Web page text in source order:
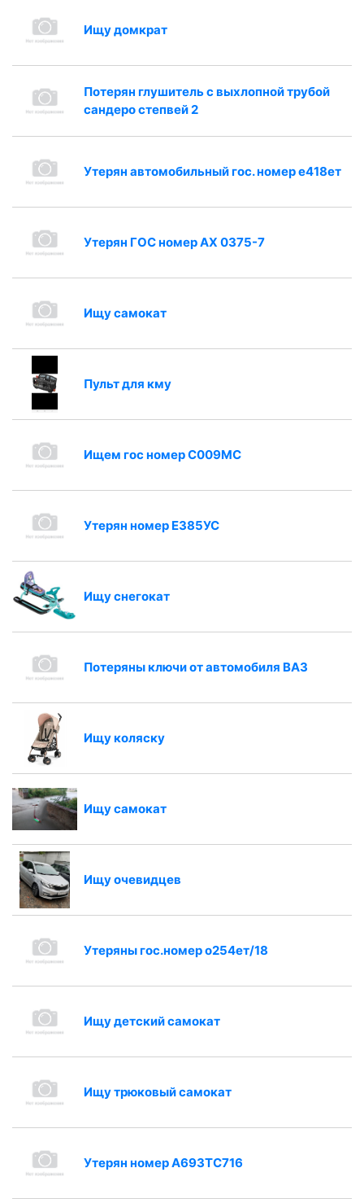
Ищу домкрат
Потерян глушитель с выхлопной трубой
сандеро степвей 2
Утерян автомобильный гос. номер е418ет
Утерян ГОС номер АХ 0375-7
Ищу самокат
Пульт для кму
Ищем гос номер С009МС
Утерян номер Е385УС
Ищу снегокат
Потеряны ключи от автомобиля ВАЗ
Ищу коляску
Ищу самокат
Ищу очевидцев
Утеряны гос.номер о254ет/18
Ищу детский самокат
Ищу трюковый самокат
Утерян номер А693ТС716